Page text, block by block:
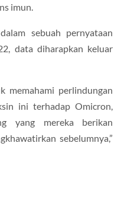
imun.
sebuah pernyataan
data diharapkan keluar
memahami perlindungan
ini terhadap Omicron,
yang mereka berikan
sebelumnya,”